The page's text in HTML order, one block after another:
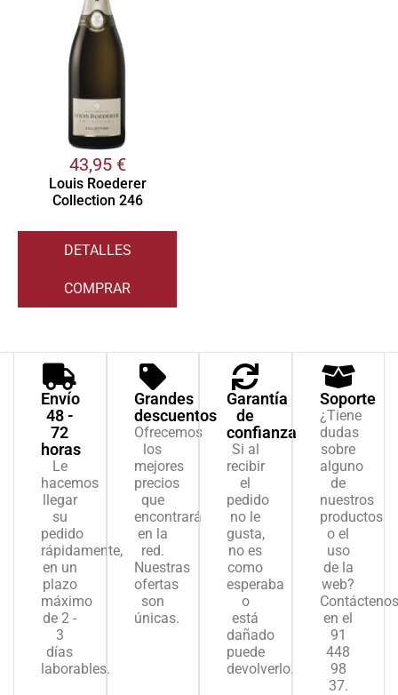
43,95 €
Louis Roederer
Collection 246
DETALLES
COMPRAR
Envío
48 -
72
horas
Le
hacemos
llegar
su
pedido
rápidamente,
en un
plazo
máximo
de 2 -
3
días
laborables.
Grandes
descuentos
Ofrecemos
los
mejores
precios
que
encontrará
en la
red.
Nuestras
ofertas
son
únicas.
Garantía
de
confianza
Si al
recibir
el
pedido
no le
gusta,
no es
como
esperaba
o
está
dañado
puede
devolverlo.
Soporte
¿Tiene
dudas
sobre
alguno
de
nuestros
productos
o el
uso
de la
web?
Contáctenos
en el
91
448
98
37.